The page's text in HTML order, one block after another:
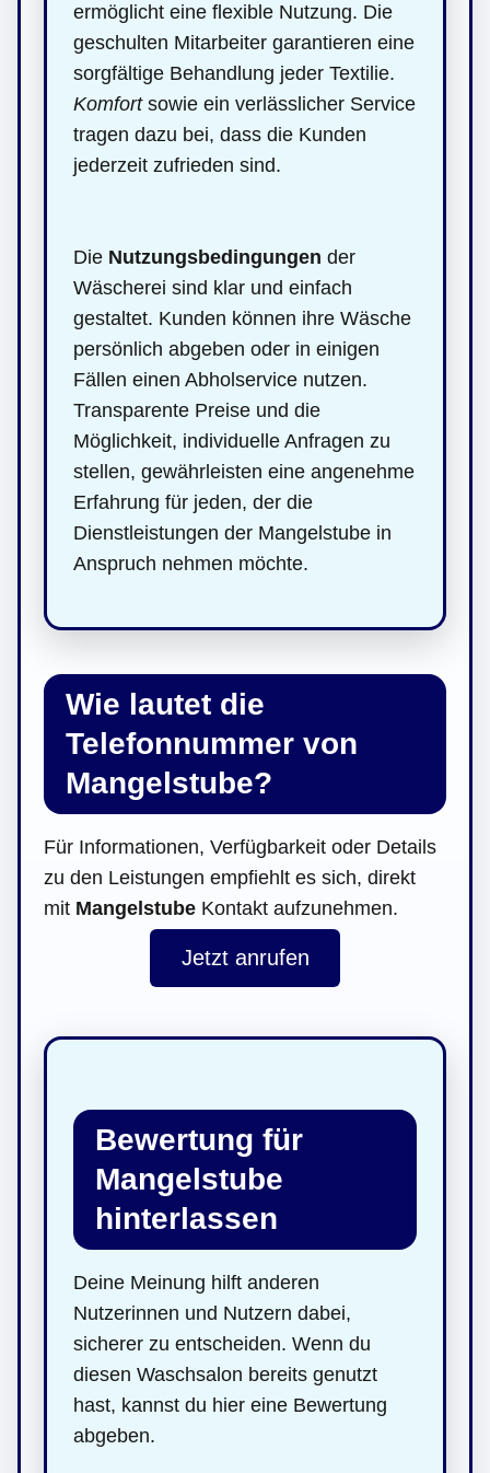
ermöglicht eine flexible Nutzung. Die
geschulten Mitarbeiter garantieren eine
sorgfältige Behandlung jeder Textilie.
Komfortsowie ein verlässlicher Service
tragen dazu bei, dass die Kunden
jederzeit zufrieden sind.
Die Nutzungsbedingungen der
Wäscherei sind klar und einfach
gestaltet. Kunden können ihre Wäsche
persönlich abgeben oder in einigen
Fällen einen Abholservice nutzen.
Transparente Preise und die
Möglichkeit, individuelle Anfragen zu
stellen, gewährleisten eine angenehme
Erfahrung für jeden, der die
Dienstleistungen der Mangelstube in
Anspruch nehmen möchte.
Wie lautet die
Telefonnummer von
Mangelstube?
Für Informationen, Verfügbarkeit oder Details
zu den Leistungen empfiehlt es sich, direkt
mit Mangelstube Kontakt aufzunehmen.
Jetzt anrufen
Bewertung für
Mangelstube
hinterlassen
Deine Meinung hilft anderen
Nutzerinnen und Nutzern dabei,
sicherer zu entscheiden. Wenn du
diesen Waschsalon bereits genutzt
hast, kannst du hier eine Bewertung
abgeben.